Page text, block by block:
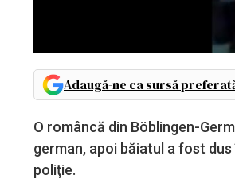
Adaugă-ne ca sursă
O româncă din Böblingen-
german, apoi băiatul a fost
poliţie.